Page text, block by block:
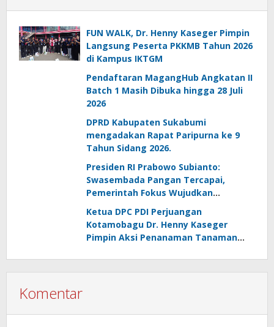
FUN WALK, Dr. Henny Kaseger Pimpin
Langsung Peserta PKKMB Tahun 2026
di Kampus IKTGM
Pendaftaran MagangHub Angkatan II
Batch 1 Masih Dibuka hingga 28 Juli
2026
DPRD Kabupaten Sukabumi
mengadakan Rapat Paripurna ke 9
Tahun Sidang 2026.
Presiden RI Prabowo Subianto:
Swasembada Pangan Tercapai,
Pemerintah Fokus Wujudkan
Ketua DPC PDI Perjuangan
Kotamobagu Dr. Henny Kaseger
Pimpin Aksi Penanaman Tanaman
Komentar